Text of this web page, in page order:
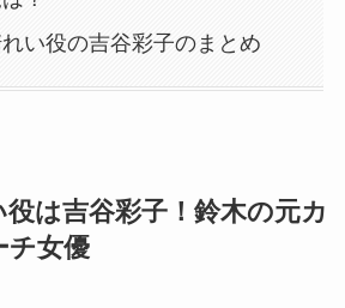
い役の吉谷彩子のまとめ
は吉谷彩子！鈴木の元カ
チ女優